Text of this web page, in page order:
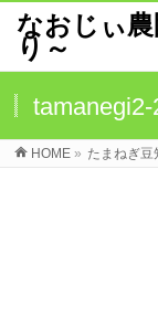
なおじぃ
り～
tamanegi2-
HOME » たまねぎ豆